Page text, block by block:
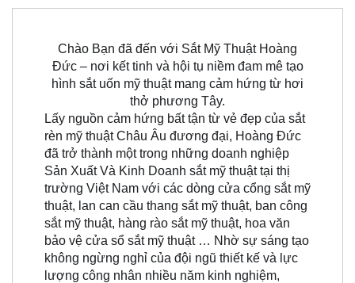
Chào Bạn đã đến với Sắt Mỹ Thuật Hoàng
Đức – nơi kết tinh và hội tụ niềm đam mê tạo
hình sắt uốn mỹ thuật mang cảm hứng từ hơi
thở phương Tây.
Lấy nguồn cảm hứng bất tận từ vẻ đẹp của sắt
rèn mỹ thuật Châu Âu đương đại, Hoàng Đức
đã trở thành một trong những doanh nghiệp
Sản Xuất Và Kinh Doanh sắt mỹ thuật tại thị
trường Việt Nam với các dòng cửa cổng sắt mỹ
thuật, lan can cầu thang sắt mỹ thuật, ban công
sắt mỹ thuật, hàng rào sắt mỹ thuật, hoa văn
bảo vệ cửa sổ sắt mỹ thuật … Nhờ sự sáng tạo
không ngừng nghỉ của đội ngũ thiết kế và lực
lượng công nhân nhiều năm kinh nghiệm,